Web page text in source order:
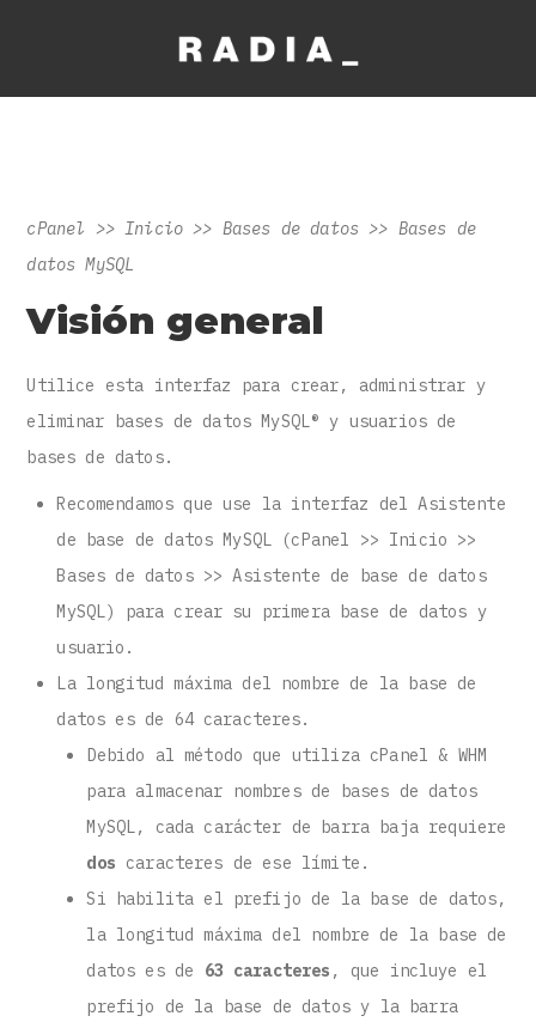
cPanel >> Inicio >> Bases de datos >> Bases de
datos MySQL
Visión general
Utilice esta interfaz para crear, administrar y
eliminar bases de datos MySQL® y usuarios de
bases de datos.
Recomendamos que use la interfaz del Asistente
de base de datos MySQL (cPanel >> Inicio >>
Bases de datos >> Asistente de base de datos
MySQL) para crear su primera base de datos y
usuario.
La longitud máxima del nombre de la base de
datos es de 64 caracteres.
Debido al método que utiliza cPanel & WHM
para almacenar nombres de bases de datos
MySQL, cada carácter de barra baja requiere
dos caracteres de ese límite.
Si habilita el prefijo de la base de datos,
la longitud máxima del nombre de la base de
datos es de 63 caracteres , que incluye el
prefijo de la base de datos y la barra